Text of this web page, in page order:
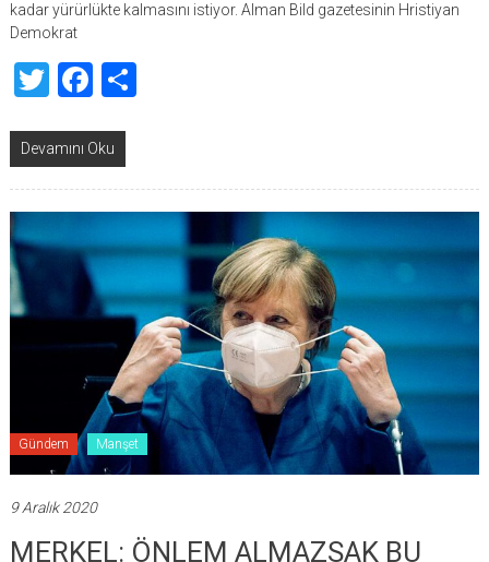
kadar yürürlükte kalmasını istiyor. Alman Bild gazetesinin Hristiyan
Demokrat
TwitterFacebook
Share
Devamını Oku
Gündem Manşet
9 Aralık 2020
MERKEL: ÖNLEM ALMAZSAK BU